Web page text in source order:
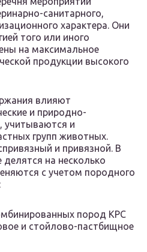
санитарного,
характера. Они
того или иного
на максимальное
продукции высокого
влияют
и природно-
учитываются и
групп животных.
и привязной. В
на несколько
с учетом породного
пород КРС
и стойлово-пастбищное